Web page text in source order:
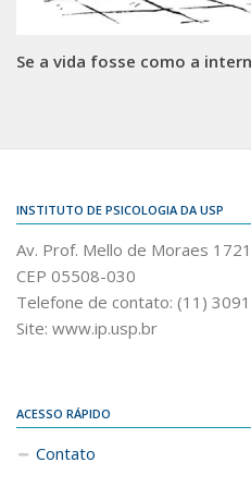
Se a vida fosse como a
INSTITUTO DE PSICOLOGIA DA USP
Av. Prof. Mello de Moraes 1721
CEP 05508-030
Telefone de contato: (11)
Site: www.ip.usp.br
ACESSO RÁPIDO
Contato